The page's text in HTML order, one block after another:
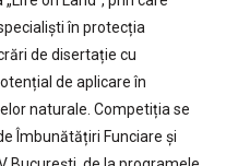
în protecția
de disertație cu
de aplicare în
naturale. Competiția se
Îmbunătățiri Funciare și